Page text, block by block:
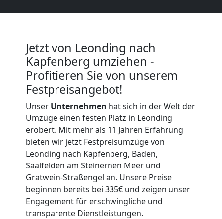
Jetzt von Leonding nach
Kapfenberg umziehen -
Profitieren Sie von unserem
Festpreisangebot!
Unser Unternehmen hat sich in der Welt der
Umzüge einen festen Platz in Leonding
erobert. Mit mehr als 11 Jahren Erfahrung
bieten wir jetzt Festpreisumzüge von
Leonding nach Kapfenberg, Baden,
Saalfelden am Steinernen Meer und
Gratwein-Straßengel an. Unsere Preise
beginnen bereits bei 335€ und zeigen unser
Engagement für erschwingliche und
transparente Dienstleistungen.
Leonding
Beiladung
Leonding
Mini
Umzug
Leonding
Umzug